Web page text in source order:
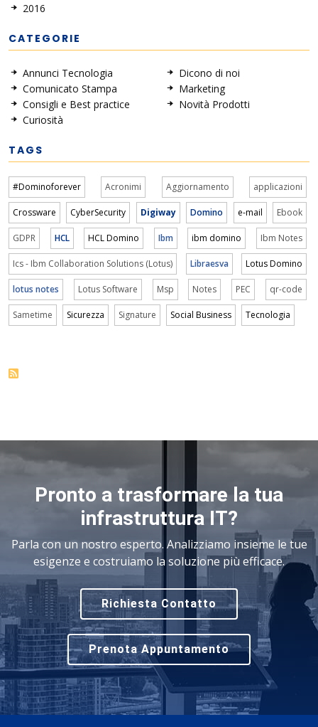
2016
CATEGORIE
Annunci Tecnologia
Comunicato Stampa
Consigli e Best practice
Curiosità
Dicono di noi
Marketing
Novità Prodotti
TAGS
#Dominoforever Acronimi Aggiornamento applicazioni
Crossware CyberSecurity Digiway Domino e-mail Ebook
GDPR HCL HCL Domino Ibm ibm domino Ibm Notes
Ics - Ibm Collaboration Solutions (Lotus) Libraesva Lotus Domino
lotus notes Lotus Software Msp Notes PEC qr-code
Sametime Sicurezza Signature Social Business Tecnologia
Pronto a trasformare la tua
infrastruttura IT?
Parla con un nostro esperto. Analizziamo insieme le tue
esigenze e costruiamo la soluzione più efficace.
Richiesta Contatto
Prenota Appuntamento